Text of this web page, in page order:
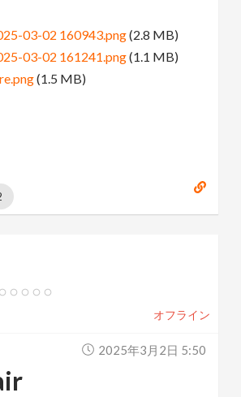
03-02 160943.png(2.8 MB)
03-02 161241.png(1.1 MB)
(1.5 MB)
オフライン
2025年3月2日 5:50